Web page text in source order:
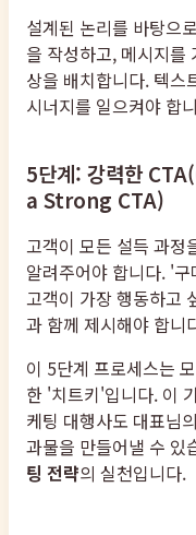
설계된 논리를 바탕으
을 작성하고, 메시지를
상을 배치합니다. 텍스
시너지를 일으켜야 합
5단계: 강력한
a Strong CTA)
고객이 모든 설득 과정
알려주어야 합니다. '
고객이 가장 행동하고
과 함께 제시해야 합니
이 5단계 프로세스는
한 '치트키'입니다. 이
케팅 대행사도 대표님
과물을 만들어낼 수 있
팅 전략의 실천입니다.